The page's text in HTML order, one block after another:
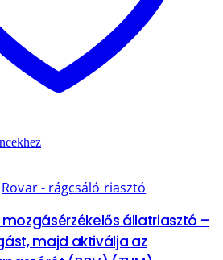
Rovar - rágcsáló riasztó
állatriasztó –
majd aktiválja az